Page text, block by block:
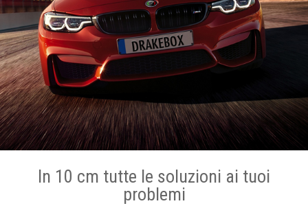
In 10 cm tutte le soluzioni ai tuoi
problemi